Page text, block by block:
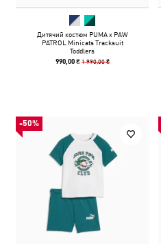
Дитячий костюм PUMA x PAW
PATROL Minicats Tracksuit
Toddlers
990,00 ₴ 1 990,00 ₴
-50%